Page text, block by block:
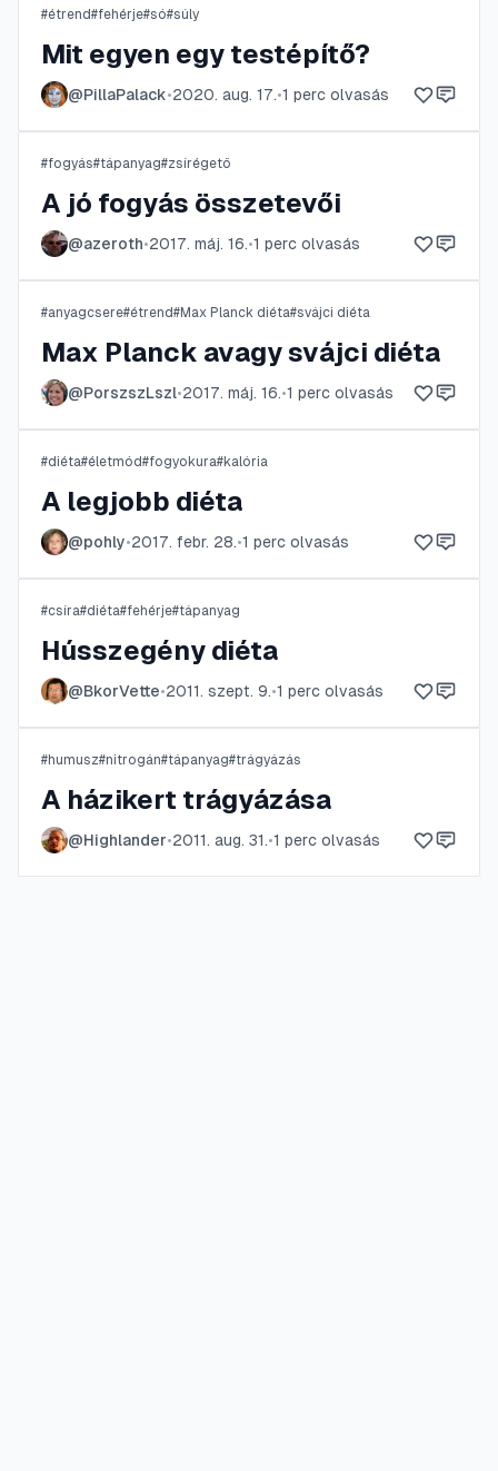
#étrend#fehérje#só#súly
Mit egyen egy testépítő?
@PillaPalack•2020. aug. 17.•1 perc olvasás
#fogyás#tápanyag#zsírégető
A jó fogyás összetevői
@azeroth•2017. máj. 16.•1 perc olvasás
#anyagcsere#étrend#Max Planck diéta#svájci diéta
Max Planck avagy svájci diéta
@PorszszLszl•2017. máj. 16.•1 perc olvasás
#diéta#életmód#fogyokura#kalória
A legjobb diéta
@pohly•2017. febr. 28.•1 perc olvasás
#csíra#diéta#fehérje#tápanyag
Hússzegény diéta
@BkorVette•2011. szept. 9.•1 perc olvasás
#humusz#nitrogán#tápanyag#trágyázás
A házikert trágyázása
@Highlander•2011. aug. 31.•1 perc olvasás